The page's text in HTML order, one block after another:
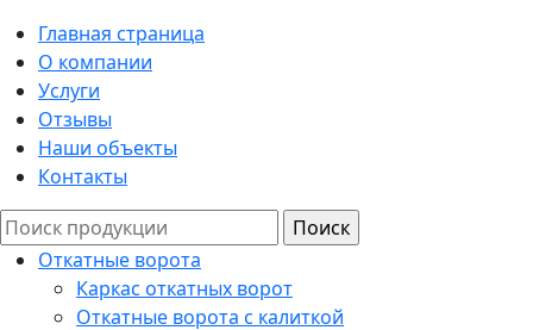
Главная страница
О компании
Услуги
Отзывы
Наши объекты
Контакты
Откатные ворота
Каркас откатных ворот
Откатные ворота с калиткой